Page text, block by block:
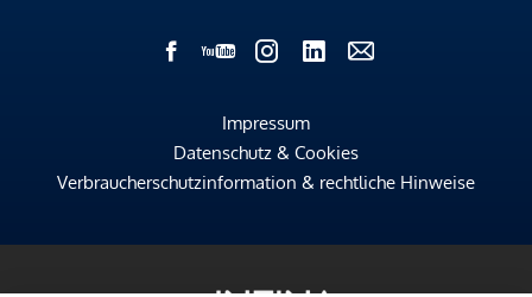
Impressum
Datenschutz & Cookies
Verbraucherschutzinformation & rechtliche Hinweise